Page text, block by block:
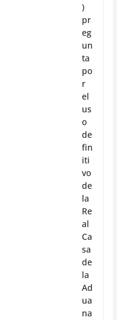
)
pr
eg
un
ta
po
r
el
us
o
de
fin
iti
vo
de
la
Re
al
Ca
sa
de
la
Ad
ua
na